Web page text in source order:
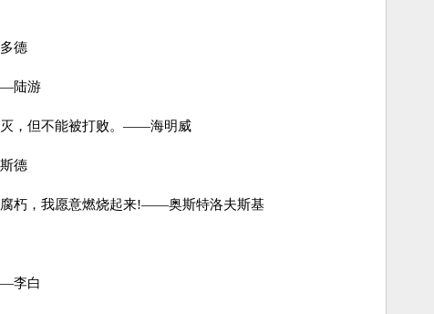
德
陆游
，但不能被打败。——海明威
德
朽，我愿意燃烧起来!——奥斯特洛夫斯基
李白